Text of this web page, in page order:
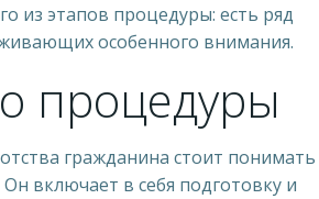
из этапов процедуры: есть ряд
особенного внимания.
процедуры
гражданина стоит понимать
включает в себя подготовку и